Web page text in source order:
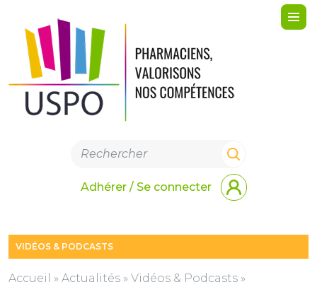
Adhérer / Se connecter
VIDÉOS & PODCASTS
Accueil » Actualités » Vidéos & Podcasts »